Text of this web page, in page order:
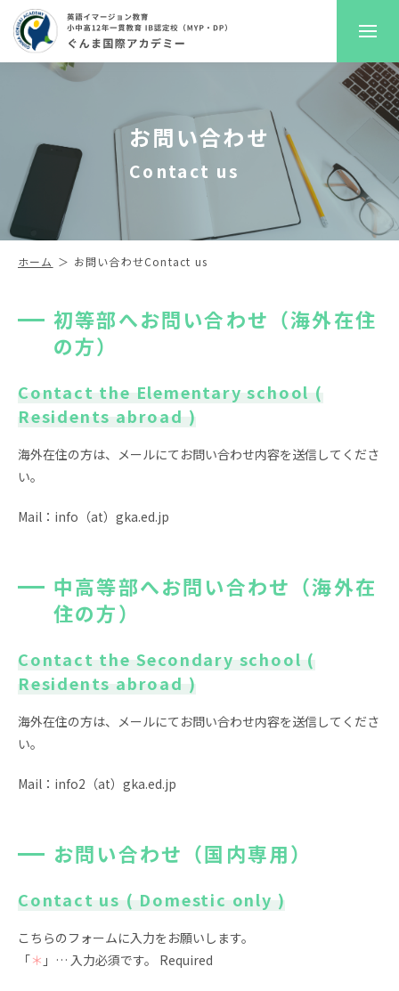
プレスクール
初等部
中高等部
進路サポート
News
保護者専用ページ
プライバシーポリシー
採用情報 視察申し込み
お問い合わせ
Contact us
ホーム お問い合わせContact us
初等部へお問い合わせ（海外在住
の方）
Contact the Elementary school (
Residents abroad )
海外在住の方は、メールにてお問い合わせ内容を送信してくださ
い。
Mail：info（at）gka.ed.jp
中高等部へお問い合わせ（海外在
住の方）
Contact the Secondary school (
Residents abroad )
海外在住の方は、メールにてお問い合わせ内容を送信してくださ
い。
Mail：info2（at）gka.ed.jp
お問い合わせ（国内専用）
Contact us ( Domestic only )
こちらのフォームに入力をお願いします。
「＊ 」… 入力必須です。 Required